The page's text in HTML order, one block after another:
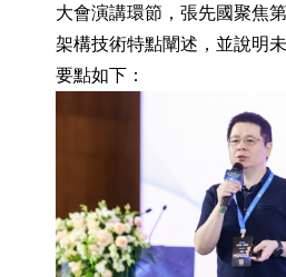
大會演講環節，張先國聚焦
架構技術特點闡述，並說明
要點如下：